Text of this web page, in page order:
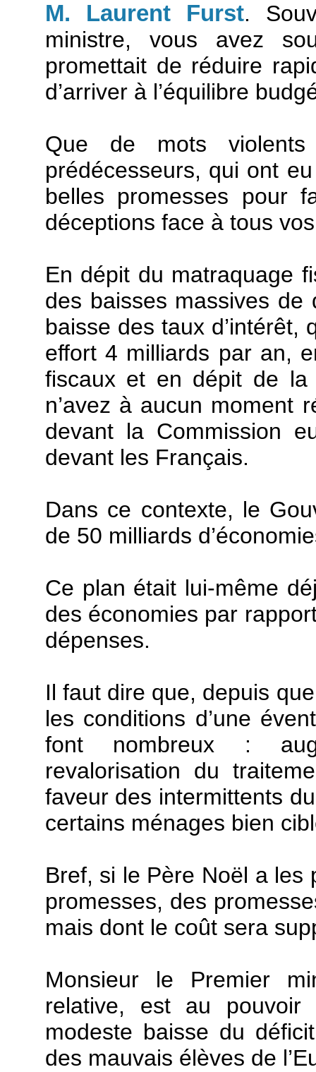
M. Laurent Furst.
ministre, vous avez
promettait de réduire
d’arriver à l’équilibre
Que de mots
prédécesseurs, qui ont
belles promesses pour
déceptions face à tous
En dépit du matraquage
des baisses massives
baisse des taux d’intérêt,
effort 4 milliards par an,
fiscaux et en dépit de la
n’avez à aucun moment
devant la Commission
devant les Français.
Dans ce contexte, le
de 50 milliards
Ce plan était lui-même
des économies par
dépenses.
Il faut dire que, depuis
les conditions d’une
font nombreux :
revalorisation du
faveur des intermittents
certains ménages bien
Bref, si le Père Noël a les
promesses, des
mais dont le coût sera
Monsieur le Premier
relative, est au
modeste baisse du
des mauvais élèves de